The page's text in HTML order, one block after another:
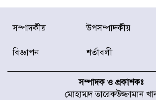
মাতারবাড়ী পৌঁছে
যোগ দিয়েছেন
জেলা কমিটি অনুমোদন
সম্পাদকীয় উপসম্পাদকীয়
বিজ্ঞাপন শর্তাবলী
সম্পাদক ও প্রকাশকঃ
মোহাম্মদ তারেকউজ্জামান